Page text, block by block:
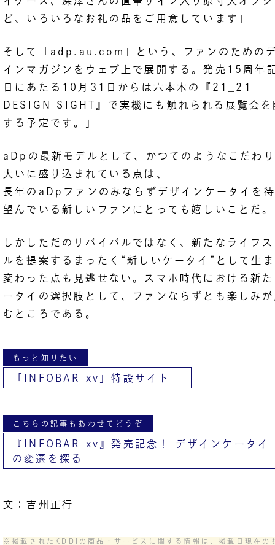
ど、いろいろなお礼の品をご用意しています」
そして「adp.au.com」という、ファンのための
インマガジンをウェブ上で展開する。発売15周年
日にあたる10月31日からは六本木の『21_21
DESIGN SIGHT』で実機にも触れられる展覧会を
する予定です。」
aDpの最新モデルとして、かつてのようなこだわ
大いに盛り込まれている点は、
長年のaDpファンのみならずデザインケータイを
望んでいる新しいファンにとっても嬉しいことだ。
しかしただのリバイバルではなく、新たなライフ
ルを提案するまったく“新しいケータイ”として生
変わった点も見逃せない。スマホ時代における新
ータイの選択肢として、ファンならずとも楽しみ
むところである。
もっと知りたい
「INFOBAR xv」特設サイト
こちらの記事もあわせてどうぞ
『INFOBAR xv』発売記念！ デザインケータイ
の変遷を探る
文：吉州正行
※掲載されたKDDIの商品・サービスに関する情報は、掲載日現在の